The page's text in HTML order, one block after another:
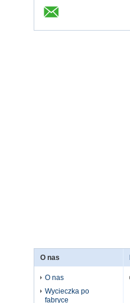
O nas
O nas
Wycieczka po
fabryce